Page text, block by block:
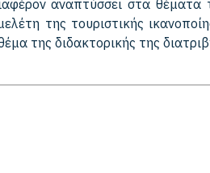
αναπτύσσει στα
της τουριστικής
της διδακτορικής της